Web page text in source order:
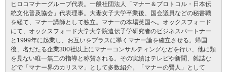
ヒロコマナーグループ代表。一般社団法人「マナー＆プロトコル・日本伝
統文化普及協会」代表理事。大妻女子大学卒業後、国会議員などの秘書職
を経て、マナー講師として独立。マナーの本場英国へ。オックスフォード
にて、オックスフォード大学大学院遺伝子学研究者のビジネスパートナー
と1999年に起業し、お互いをプラスに導くマナー論を確立させる。帰国
後、名だたる企業300社以上にマナーコンサルティングなどを行い、他に類
を見ない唯一無二の指導と称賛される。その実績はテレビや新聞、雑誌な
どで「マナー界のカリスマ」として多数紹介。「マナーの賢人」として